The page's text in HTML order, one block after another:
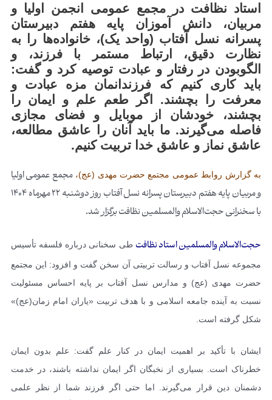
استاد نظافت در مجمع عمومی انجمن اولیا و
مربیان، دانش آموزان پایه هفتم دبیرستان
پسرانه نسل آفتاب (واحد یک)، خانواده‌ها را به
نظارت دقیق، ارتباط مستمر با فرزند، و
الگوبودن در رفتار و عبادت توصیه کرد و گفت:
باید کاری کنیم که فرزندانمان مزه عبادت و
معرفت را بچشند. اگر طعم علم و ایمان را
بچشند، خودشان از موبایل و فضای مجازی
فاصله می‌گیرند. ما باید آنان را عاشق مطالعه،
عاشق نماز و عاشق خدا تربیت کنیم.
به گزارش روابط عمومی مجتمع حضرت مهدی (عج)،مجمع عمومی اولیا
و مربیان پایه هفتم دبیرستان پسرانه نسل آفتاب روز دوشنبه 22 مهرماه 1404
با سخنرانی حجت‌الاسلام والمسلمین نظافت برگزار شد.
حجت‌الاسلام والمسلمین استاد نظافت طی سخنانی درباره فلسفه تأسیس
مجموعه نسل آفتاب و رسالت تربیتی آن سخن گفت و افزود: این مجتمع
حضرت مهدی (عج) و مدارس نسل آفتاب بر پایه احساس مسئولیت
نسبت به آینده جامعه اسلامی و با هدف تربیت «یاران امام زمان(عج)»
شکل گرفته است.
ایشان با تأکید بر اهمیت ایمان در کنار علم گفت: علم بدون ایمان
خطرناک است. بسیاری از نخبگان اگر ایمان نداشته باشند، در خدمت
دشمنان دین قرار می‌گیرند. اما حتی اگر فرزند شما از نظر علمی